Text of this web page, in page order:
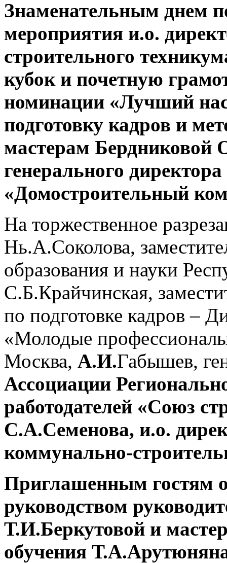
Знаменательным днем
мероприятия и.о.
строительного
кубок и почетную
номинации «Лучший
подготовку кадров и
мастерам Бердниковой
генерального
«Домостроительный
На торжественное
Нь.А.Соколова,
образования и науки
С.Б.Крайчинская,
по подготовке кадров –
«Молодые
Москва, А.И.Габышев,
Ассоциации
работодателей «Союз
С.А.Семенова, и.о.
коммунально-
Приглашенным гостям
руководством
Т.И.Беркутовой и
обучения